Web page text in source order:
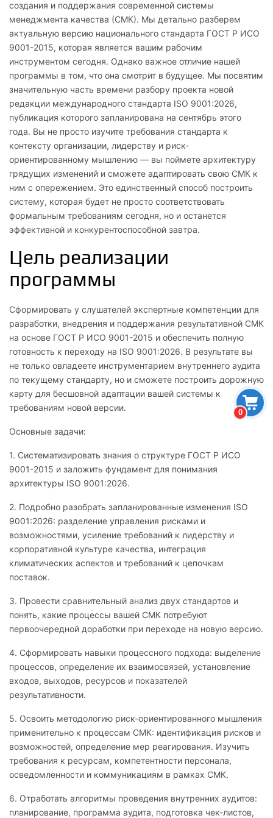
0
создания и поддержания современной системы
менеджмента качества (СМК). Мы детально разберем
актуальную версию национального стандарта ГОСТ Р ИСО
9001-2015, которая является вашим рабочим
инструментом сегодня. Однако важное отличие нашей
программы в том, что она смотрит в будущее. Мы посвятим
значительную часть времени разбору проекта новой
редакции международного стандарта ISO 9001:2026,
публикация которого запланирована на сентябрь этого
года. Вы не просто изучите требования стандарта к
контексту организации, лидерству и риск-
ориентированному мышлению — вы поймете архитектуру
грядущих изменений и сможете адаптировать свою СМК к
ним с опережением. Это единственный способ построить
систему, которая будет не просто соответствовать
формальным требованиям сегодня, но и останется
эффективной и конкурентоспособной завтра.
Цель реализации
программы
Сформировать у слушателей экспертные компетенции для
разработки, внедрения и поддержания результативной СМК
на основе ГОСТ Р ИСО 9001-2015 и обеспечить полную
готовность к переходу на ISO 9001:2026. В результате вы
не только овладеете инструментарием внутреннего аудита
по текущему стандарту, но и сможете построить дорожную
карту для бесшовной адаптации вашей системы к
требованиям новой версии.
Основные задачи:
1. Систематизировать знания о структуре ГОСТ Р ИСО
9001-2015 и заложить фундамент для понимания
архитектуры ISO 9001:2026.
2. Подробно разобрать запланированные изменения ISO
9001:2026: разделение управления рисками и
возможностями, усиление требований к лидерству и
корпоративной культуре качества, интеграция
климатических аспектов и требований к цепочкам
поставок.
3. Провести сравнительный анализ двух стандартов и
понять, какие процессы вашей СМК потребуют
первоочередной доработки при переходе на новую версию.
4. Сформировать навыки процессного подхода: выделение
процессов, определение их взаимосвязей, установление
входов, выходов, ресурсов и показателей
результативности.
5. Освоить методологию риск-ориентированного мышления
применительно к процессам СМК: идентификация рисков и
возможностей, определение мер реагирования. Изучить
требования к ресурсам, компетентности персонала,
осведомленности и коммуникациям в рамках СМК.
6. Отработать алгоритмы проведения внутренних аудитов:
планирование, программа аудита, подготовка чек-листов,